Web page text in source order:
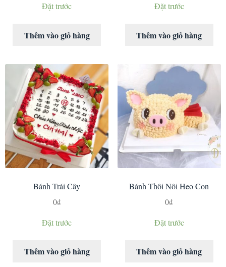
Đặt trước
Thêm vào giỏ hàng
Đặt trước
Thêm vào giỏ hàng
Bánh Trái Cây
0₫
Đặt trước
Thêm vào giỏ hàng
Bánh Thôi Nôi Heo Con
0₫
Đặt trước
Thêm vào giỏ hàng